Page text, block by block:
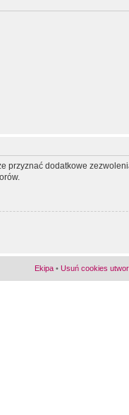
przyznać dodatkowe
Ekipa • Usuń cookies